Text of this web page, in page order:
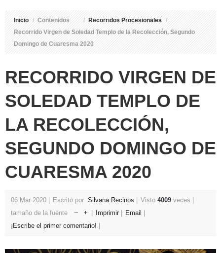
Inicio / Contenidos / Recorridos Procesionales /
Recorrido Virgen de Soledad Templo de la Recolección, Segundo
Domingo de Cuaresma 2020
RECORRIDO VIRGEN DE
SOLEDAD TEMPLO DE
LA RECOLECCIÓN,
SEGUNDO DOMINGO DE
CUARESMA 2020
06 Mar 2020 Escrito por Silvana Recinos Visto 4009 veces
tamaño de la fuente
Imprimir
Email
¡Escribe el primer comentario!